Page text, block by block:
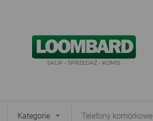
SKUP - SPRZEDAŻ - KOMIS
Kategorie Telefony komórkowe